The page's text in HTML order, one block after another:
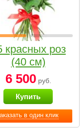
в один клик
красных роз
(40 см)
6 500руб.
Купить